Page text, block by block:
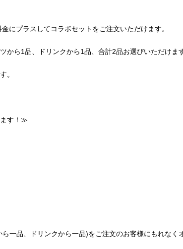
にプラスしてコラボセットをご注文いただけます。
から1品、ドリンクから1品、合計2品お選びいただけます
。
す！≫
一品、ドリンクから一品)をご注文のお客様にもれなく